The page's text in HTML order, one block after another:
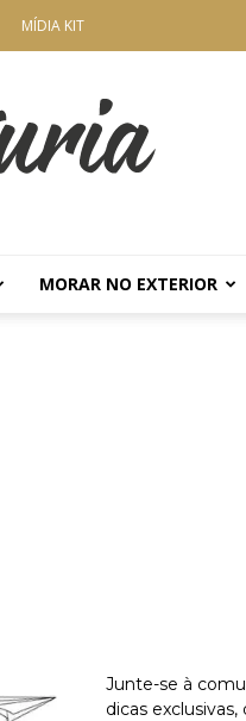
MÍDIA KIT
MORAR NO EXTERIOR
Junte-se à
dicas